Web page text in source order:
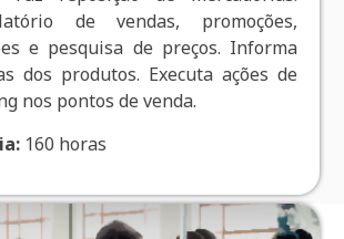
de vendas, promoções,
e pesquisa de preços. Informa
dos produtos. Executa ações de
nos pontos de venda.
160 horas